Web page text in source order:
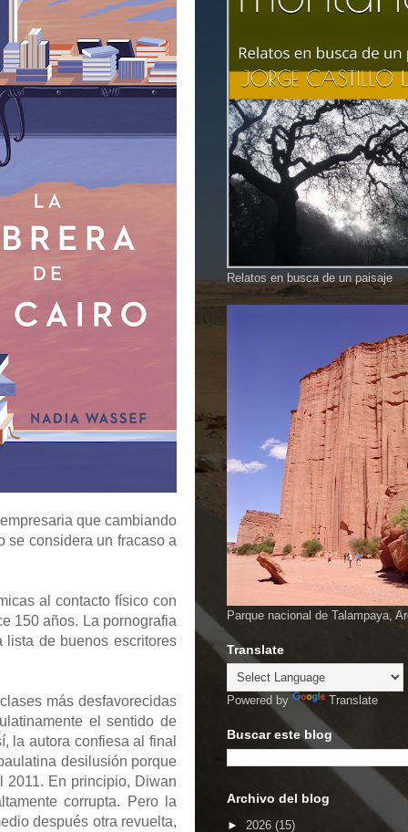
que cambiando
se considera un fracaso a
al contacto físico con
150 años. La pornografia
de buenos escritores
más desfavorecidas
el sentido de
la autora confiesa al final
desilusión porque
2011. En principio, Diwan
corrupta. Pero la
después otra revuelta,
Relatos en busca de un paisaje
Parque nacional de Talampaya,
Translate
Powered by Translate
Buscar este blog
Archivo del blog
► 2026 (15)